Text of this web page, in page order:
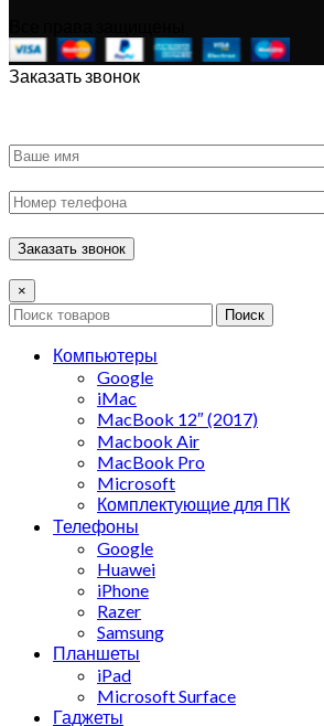
Заказать звонок
×
Поиск
Компьютеры
Google
iMac
MacBook 12″ (2017)
Macbook Air
MacBook Pro
Microsoft
Комплектующие для ПК
Телефоны
Google
Huawei
iPhone
Razer
Samsung
Планшеты
iPad
Microsoft Surface
Гаджеты